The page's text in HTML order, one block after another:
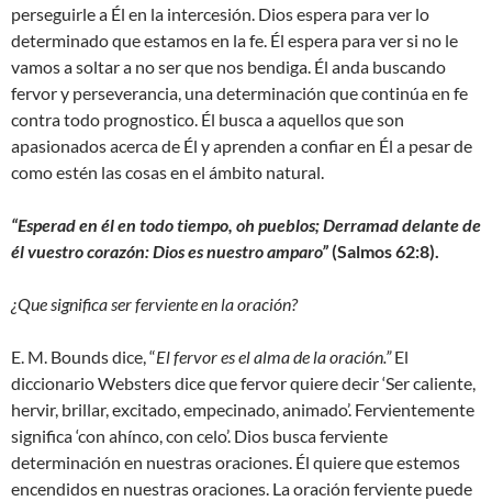
perseguirle a Él en la intercesión. Dios espera para ver lo
determinado que estamos en la fe. Él espera para ver si no le
vamos a soltar a no ser que nos bendiga. Él anda buscando
fervor y perseverancia, una determinación que continúa en fe
contra todo prognostico. Él busca a aquellos que son
apasionados acerca de Él y aprenden a confiar en Él a pesar de
como estén las cosas en el ámbito natural.
“Esperad en él en todo tiempo, oh pueblos; Derramad delante de
él vuestro corazón: Dios es nuestro amparo”(Salmos 62:8).
¿Que significa ser ferviente en la oración?
E. M. Bounds dice, “El fervor es el alma de la oración.”El
diccionario Websters dice que fervor quiere decir ‘Ser caliente,
hervir, brillar, excitado, empecinado, animado’. Fervientemente
significa ‘con ahínco, con celo’. Dios busca ferviente
determinación en nuestras oraciones. Él quiere que estemos
encendidos en nuestras oraciones. La oración ferviente puede